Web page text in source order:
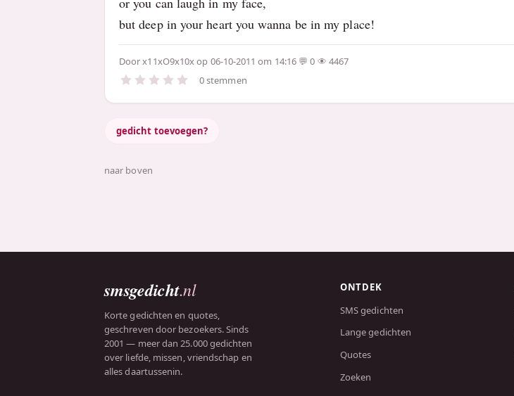
but deep in your heart you wanna be in my place!
Doorx11xO9x10xop 06-10-2011 om 14:16 0
4467
0 stemmen
gedicht toevoegen?
naar boven
smsgedicht.nl
Korte gedichten en quotes,
geschreven door bezoekers. Sinds
2001 — meer dan 25.000 gedichten
over liefde, missen, vriendschap en
alles daartussenin.
ONTDEK
SMS gedichten
Lange gedichten
Quotes
Zoeken